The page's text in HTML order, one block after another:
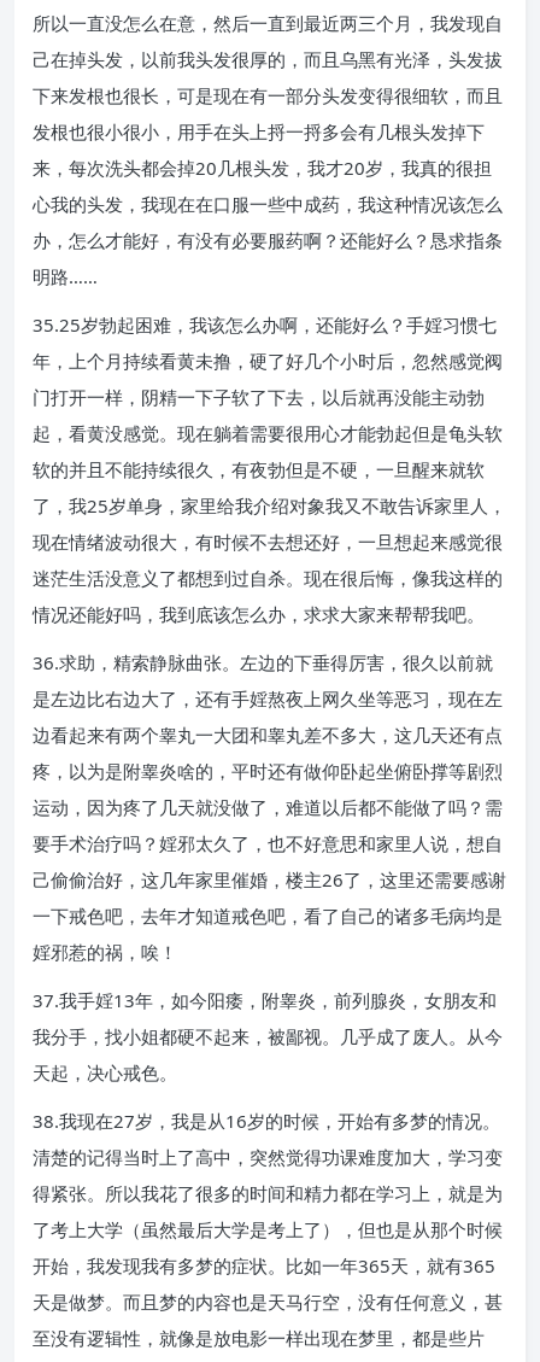
所以一直没怎么在意，然后一直到最近两三个月，我发现自
己在掉头发，以前我头发很厚的，而且乌黑有光泽，头发拔
下来发根也很长，可是现在有一部分头发变得很细软，而且
发根也很小很小，用手在头上捋一捋多会有几根头发掉下
来，每次洗头都会掉20几根头发，我才20岁，我真的很担
心我的头发，我现在在口服一些中成药，我这种情况该怎么
办，怎么才能好，有没有必要服药啊？还能好么？恳求指条
明路……
35.25岁勃起困难，我该怎么办啊，还能好么？手婬习惯七
年，上个月持续看黄未撸，硬了好几个小时后，忽然感觉阀
门打开一样，阴精一下子软了下去，以后就再没能主动勃
起，看黄没感觉。现在躺着需要很用心才能勃起但是龟头软
软的并且不能持续很久，有夜勃但是不硬，一旦醒来就软
了，我25岁单身，家里给我介绍对象我又不敢告诉家里人，
现在情绪波动很大，有时候不去想还好，一旦想起来感觉很
迷茫生活没意义了都想到过自杀。现在很后悔，像我这样的
情况还能好吗，我到底该怎么办，求求大家来帮帮我吧。
36.求助，精索静脉曲张。左边的下垂得厉害，很久以前就
是左边比右边大了，还有手婬熬夜上网久坐等恶习，现在左
边看起来有两个睾丸一大团和睾丸差不多大，这几天还有点
疼，以为是附睾炎啥的，平时还有做仰卧起坐俯卧撑等剧烈
运动，因为疼了几天就没做了，难道以后都不能做了吗？需
要手术治疗吗？婬邪太久了，也不好意思和家里人说，想自
己偷偷治好，这几年家里催婚，楼主26了，这里还需要感谢
一下戒色吧，去年才知道戒色吧，看了自己的诸多毛病均是
婬邪惹的祸，唉！
37.我手婬13年，如今阳痿，附睾炎，前列腺炎，女朋友和
我分手，找小姐都硬不起来，被鄙视。几乎成了废人。从今
天起，决心戒色。
38.我现在27岁，我是从16岁的时候，开始有多梦的情况。
清楚的记得当时上了高中，突然觉得功课难度加大，学习变
得紧张。所以我花了很多的时间和精力都在学习上，就是为
了考上大学（虽然最后大学是考上了），但也是从那个时候
开始，我发现我有多梦的症状。比如一年365天，就有365
天是做梦。而且梦的内容也是天马行空，没有任何意义，甚
至没有逻辑性，就像是放电影一样出现在梦里，都是些片